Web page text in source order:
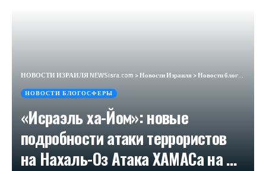
НОВОСТИ ИЗРАИЛЯ NEWSisra.com >Новости Израиля>Новости блогосферы
НОВОСТИ БЛОГОСФЕРЫ
«Исраэль ха-Йом»: новые
подробности атаки террористов
на Нахаль-Оз Атака ХАМАСа на …